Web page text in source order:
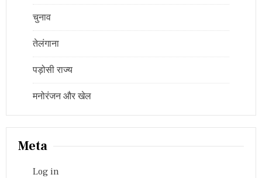
चुनाव
तेलंगाना
पड़ोसी राज्य
मनोरंजन और खेल
Meta
Log in